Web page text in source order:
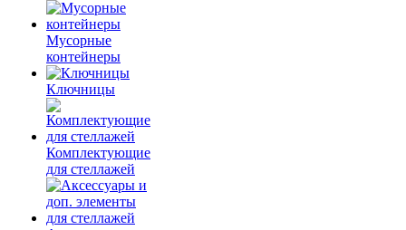
Мусорные
контейнеры
Ключницы
Комплектующие
для стеллажей